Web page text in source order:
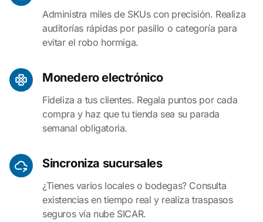
Administra miles de SKUs con precisión. Realiza
auditorías rápidas por pasillo o categoría para
evitar el robo hormiga.
Monedero electrónico
Fideliza a tus clientes. Regala puntos por cada
compra y haz que tu tienda sea su parada
semanal obligatoria.
Sincroniza sucursales
¿Tienes varios locales o bodegas? Consulta
existencias en tiempo real y realiza traspasos
seguros vía nube SICAR.